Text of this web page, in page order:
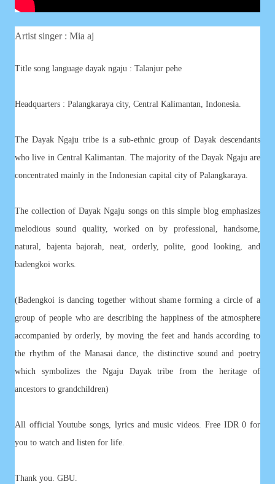
Artist singer : Mia aj
Title song language dayak ngaju : Talanjur pehe
Headquarters : Palangkaraya city, Central Kalimantan, Indonesia.
The Dayak Ngaju tribe is a sub-ethnic group of Dayak descendants
who live in Central Kalimantan. The majority of the Dayak Ngaju are
concentrated mainly in the Indonesian capital city of Palangkaraya.
The collection of Dayak Ngaju songs on this simple blog emphasizes
melodious sound quality, worked on by professional, handsome,
natural, bajenta bajorah, neat, orderly, polite, good looking, and
badengkoi works.
(Badengkoi is dancing together without shame forming a circle of a
group of people who are describing the happiness of the atmosphere
accompanied by orderly, by moving the feet and hands according to
the rhythm of the Manasai dance, the distinctive sound and poetry
which symbolizes the Ngaju Dayak tribe from the heritage of
ancestors to grandchildren)
All official Youtube songs, lyrics and music videos. Free IDR 0 for
you to watch and listen for life.
Thank you. GBU.